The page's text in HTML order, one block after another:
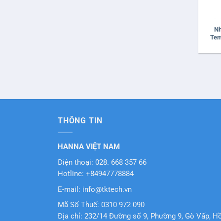
THÔNG TIN
HANNA VIỆT NAM
Điện thoại: 028. 668 357 66
Hotline: +84947778884
E-mail: info@tktech.vn
Mã Số Thuế: 0310 972 090
Địa chỉ: 232/14 Đường số 9, Phường 9, Gò Vấp,